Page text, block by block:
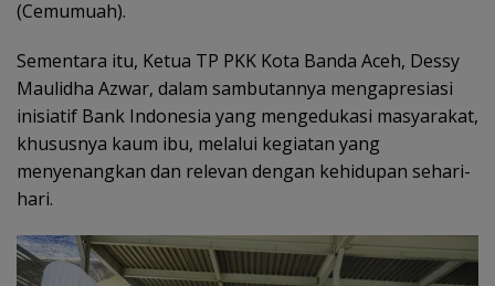
(Cemumuah).
Sementara itu, Ketua TP PKK Kota Banda Aceh, Dessy
Maulidha Azwar, dalam sambutannya mengapresiasi
inisiatif Bank Indonesia yang mengedukasi masyarakat,
khususnya kaum ibu, melalui kegiatan yang
menyenangkan dan relevan dengan kehidupan sehari-
hari.